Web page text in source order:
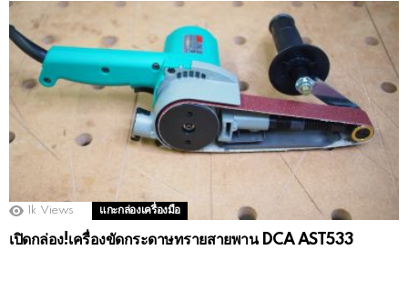
1k Views แกะกล่องเครื่องมือ
เปิดกล่อง!เครื่องขัดกระดาษทรายสายพาน DCA AST533